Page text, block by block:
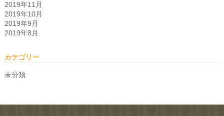
2019年11月
2019年10月
2019年9月
2019年8月
カテゴリー
未分類